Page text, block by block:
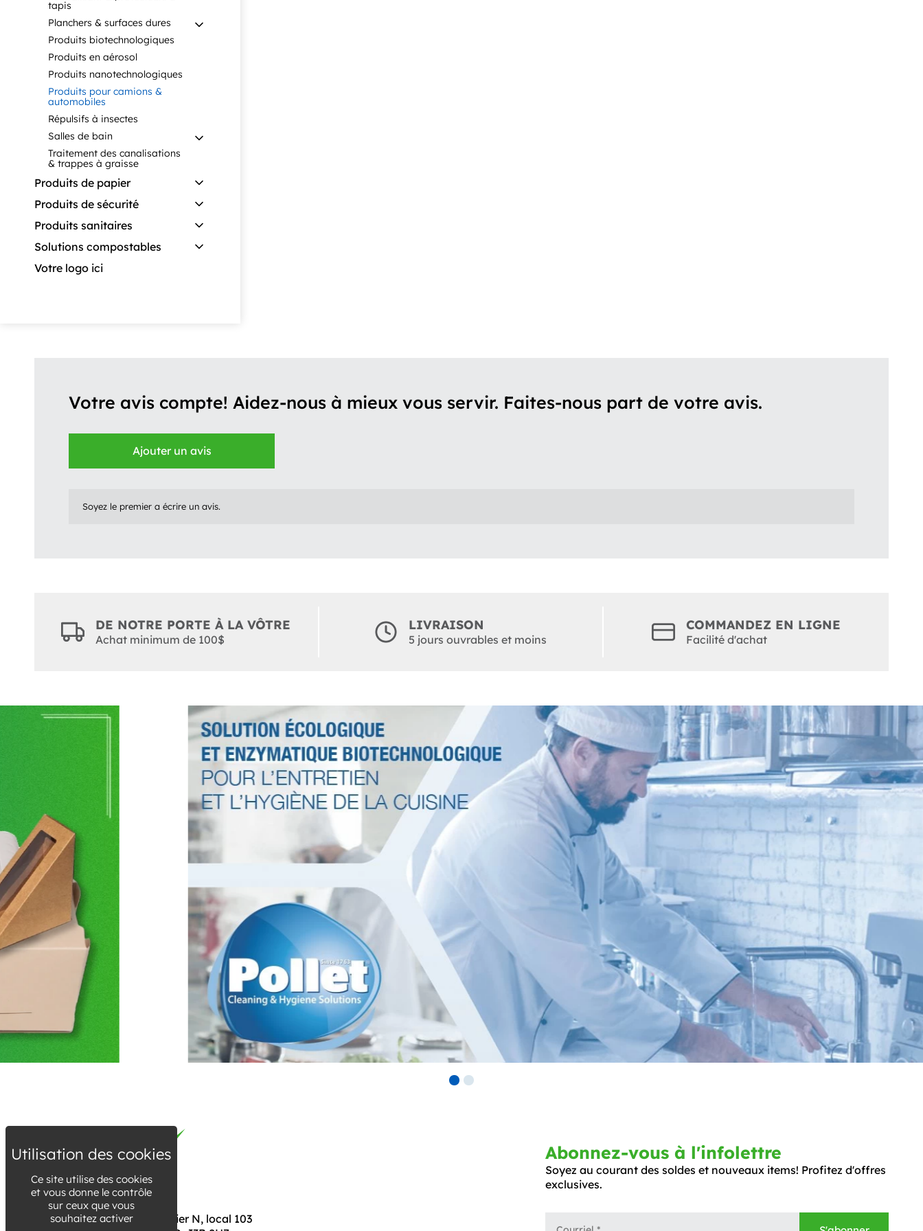
Ce site utilise des cookies
et vous donne le contrôle
sur ceux que vous
souhaitez activer
tapis
Planchers & surfaces dures
Produits biotechnologiques
Produits en aérosol
Produits nanotechnologiques
Produits pour camions &
automobiles
Répulsifs à insectes
Salles de bain
Traitement des canalisations
& trappes à graisse
Produits de papier
Produits de sécurité
Produits sanitaires
Solutions compostables
Votre logo ici
Votre avis compte! Aidez-nous à mieux vous servir. Faites-nous part de votre avis.
Ajouter un avis
Soyez le premier a écrire un avis.
DE NOTRE PORTE À LA VÔTRE
Achat minimum de 100$
LIVRAISON
5 jours ouvrables et moins
COMMANDEZ EN LIGNE
Facilité d'achat
795 Chemin du Grand Bernier N, local 103
Abonnez-vous à l'infolettre
Soyez au courant des soldes et nouveaux items! Profitez d'offres
exclusives.